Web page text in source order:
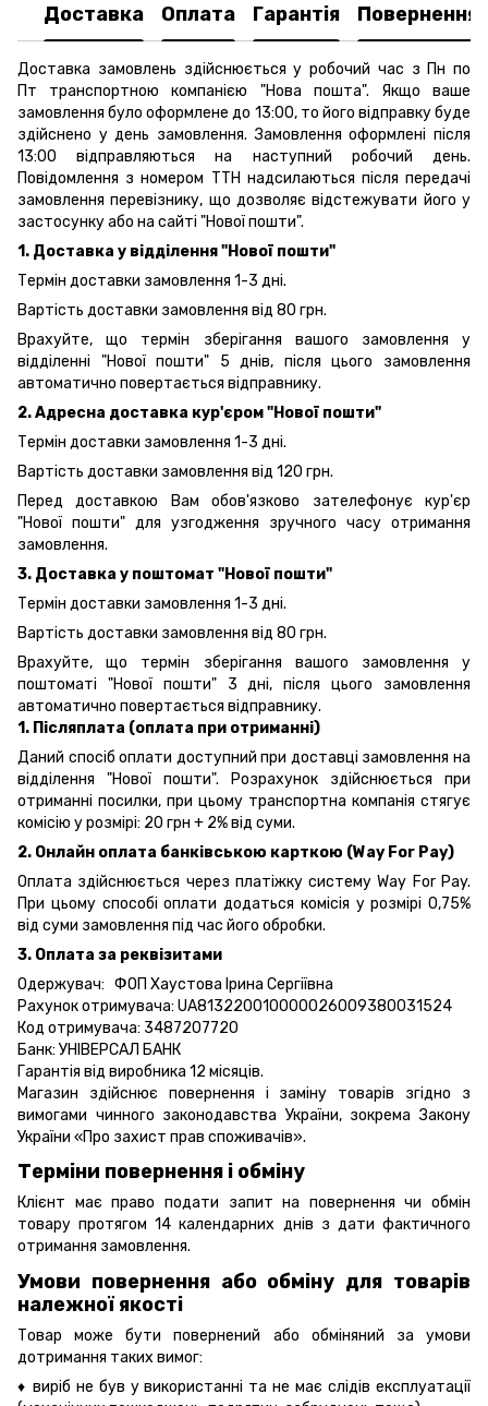
Доставка Оплата Гарантія Повернення
Доставка замовлень здійснюється у робочий час з Пн по
Пт транспортною компанією "Нова пошта". Якщо ваше
замовлення було оформлене до 13:00, то його відправку буде
здійснено у день замовлення. Замовлення оформлені після
13:00 відправляються на наступний робочий день.
Повідомлення з номером ТТН надсилаються після передачі
замовлення перевізнику, що дозволяє відстежувати його у
застосунку або на сайті "Нової пошти".
1. Доставка у відділення "Нової пошти"
Термін доставки замовлення 1-3 дні.
Вартість доставки замовлення від 80 грн.
Врахуйте, що термін зберігання вашого замовлення у
відділенні "Нової пошти" 5 днів, після цього замовлення
автоматично повертається відправнику.
2. Адресна доставка кур'єром "Нової пошти"
Термін доставки замовлення 1-3 дні.
Вартість доставки замовлення від 120 грн.
Перед доставкою Вам обов'язково зателефонує кур'єр
"Нової пошти" для узгодження зручного часу отримання
замовлення.
3. Доставка у поштомат "Нової пошти"
Термін доставки замовлення 1-3 дні.
Вартість доставки замовлення від 80 грн.
Врахуйте, що термін зберігання вашого замовлення у
поштоматі "Нової пошти" 3 дні, після цього замовлення
автоматично повертається відправнику.
1. Післяплата (оплата при отриманні)
Даний спосіб оплати доступний при доставці замовлення на
відділення "Нової пошти". Розрахунок здійснюється при
отриманні посилки, при цьому транспортна компанія стягує
комісію у розмірі: 20 грн + 2% від суми.
2. Онлайн оплата банківською карткою (Way For Pay)
Оплата здійснюється через платіжку систему Way For Pay.
При цьому способі оплати додаться комісія у розмірі 0,75%
від суми замовлення під час його обробки.
3. Оплата за реквізитами
Одержувач: ФОП Хаустова Ірина Сергіївна
Рахунок отримувача: UA813220010000026009380031524
Код отримувача: 3487207720
Банк: УНІВЕРСАЛ БАНК
Гарантія від виробника 12 місяців.
Магазин здійснює повернення і заміну товарів згідно з
вимогами чинного законодавства України, зокремаЗакону
України «Про захист прав споживачів».
Терміни повернення і обміну
Клієнт має право подати запит на повернення чи обмін
товару протягом 14 календарних днів з дати фактичного
отримання замовлення.
Умови повернення або обміну для товарів
належної якості
Товар може бути повернений або обміняний за умови
дотримання таких вимог:
♦ виріб не був у використанні та не має слідів експлуатації